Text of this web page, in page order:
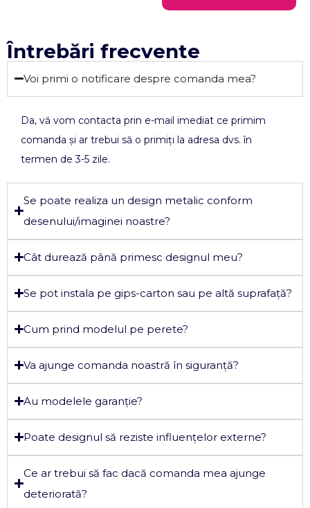
Întrebări frecvente
Voi primi o notificare despre comanda mea?
Da, vă vom contacta prin e-mail imediat ce primim
comanda și ar trebui să o primiți la adresa dvs. în
termen de 3-5 zile.
Se poate realiza un design metalic conform
desenului/imaginei noastre?
Cât durează până primesc designul meu?
Se pot instala pe gips-carton sau pe altă suprafață?
Cum prind modelul pe perete?
Va ajunge comanda noastră în siguranță?
Au modelele garanție?
Poate designul să reziste influențelor externe?
Ce ar trebui să fac dacă comanda mea ajunge
deteriorată?